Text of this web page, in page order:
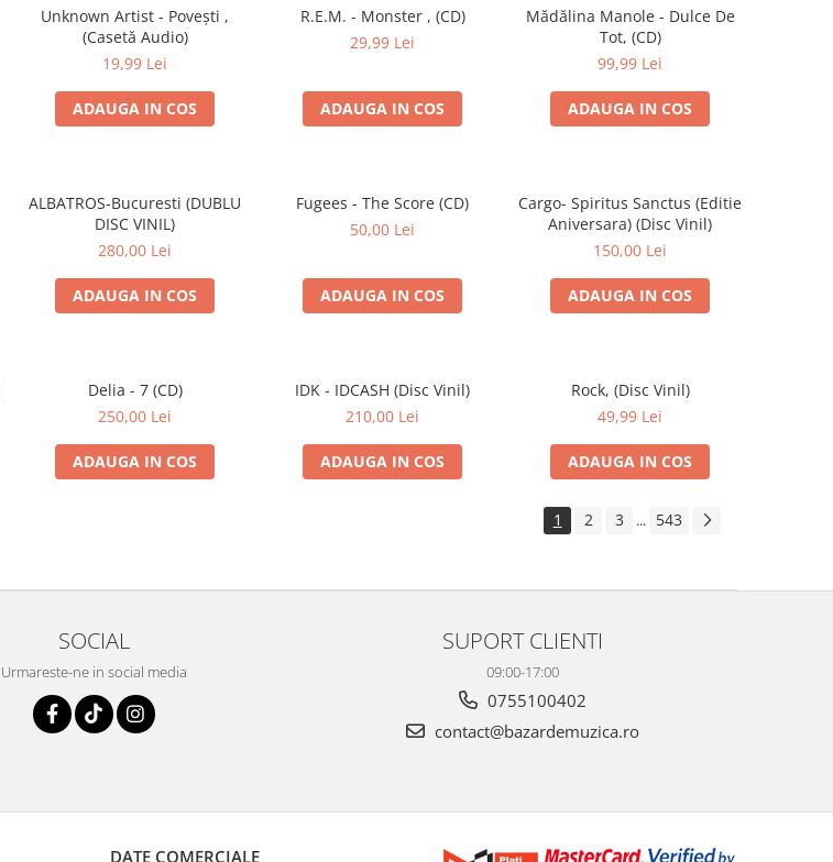
Unknown Artist - Povești ,
(Casetă Audio)
19,99 Lei
ADAUGA IN COS
R.E.M. - Monster , (CD)
29,99 Lei
ADAUGA IN COS
Mădălina Manole - Dulce De
Tot, (CD)
99,99 Lei
ADAUGA IN COS
ALBATROS-Bucuresti (DUBLU
DISC VINIL)
280,00 Lei
ADAUGA IN COS
Fugees - The Score (CD)
50,00 Lei
ADAUGA IN COS
Cargo- Spiritus Sanctus (Editie
Aniversara) (Disc Vinil)
150,00 Lei
ADAUGA IN COS
Delia - 7 (CD)
250,00 Lei
ADAUGA IN COS
IDK - IDCASH (Disc Vinil)
210,00 Lei
ADAUGA IN COS
Rock, (Disc Vinil)
49,99 Lei
ADAUGA IN COS
1 2 3 ... 543
SOCIAL
Urmareste-ne in social media
SUPORT CLIENTI
09:00-17:00
0755100402
contact@bazardemuzica.ro
DATE COMERCIALE